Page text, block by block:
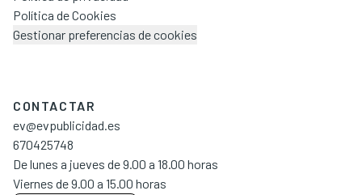
Política de Cookies
Gestionar preferencias de cookies
CONTACTAR
ev@evpublicidad.es
670425748
De lunes a jueves de 9.00 a 18.00 horas
Viernes de 9.00 a 15.00 horas